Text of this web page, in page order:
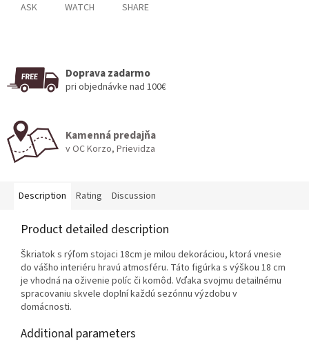
ASK WATCH SHARE
Doprava zadarmo
pri objednávke nad 100€
Kamenná predajňa
v OC Korzo, Prievidza
Description Rating Discussion
Product detailed description
Škriatok s rýľom stojaci 18cm je milou dekoráciou, ktorá vnesie
do vášho interiéru hravú atmosféru. Táto figúrka s výškou 18 cm
je vhodná na oživenie políc či komôd. Vďaka svojmu detailnému
spracovaniu skvele doplní každú sezónnu výzdobu v
domácnosti.
Additional parameters